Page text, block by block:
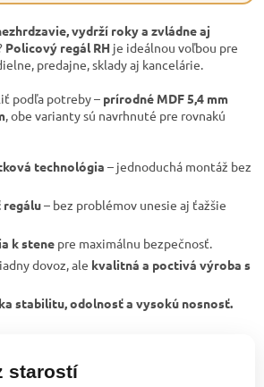
vydrží roky a zvládne aj
Policový regál RH je ideálnou voľbou pre
predajne, sklady aj kancelárie.
podľa potreby – prírodné MDF 5,4 mm
, obe varianty sú navrhnuté pre rovnakú
technológia – jednoduchá montáž bez
regálu– bez problémov unesie aj ťažšie
k stene pre maximálnu bezpečnosť.
dovoz, ale kvalitná a poctivá výroba s
stabilitu, odolnosť a vysokú nosnosť.
starostí